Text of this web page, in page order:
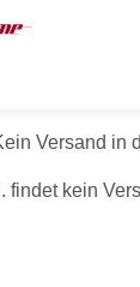
Versand in
findet kein